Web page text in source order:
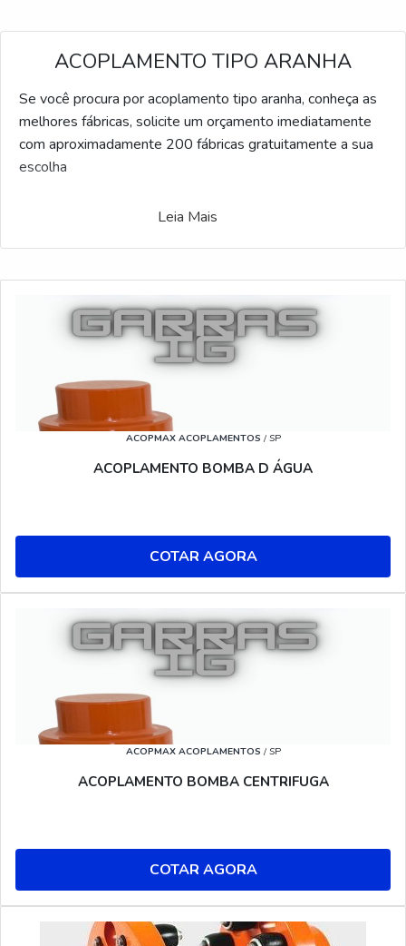
ACOPLAMENTO TIPO ARANHA
Se você procura por acoplamento tipo aranha, conheça as
melhores fábricas, solicite um orçamento imediatamente
com aproximadamente 200 fábricas gratuitamente a sua
escolha
Leia Mais
ACOPMAX ACOPLAMENTOS / SP
ACOPLAMENTO BOMBA D ÁGUA
COTAR AGORA
ACOPMAX ACOPLAMENTOS / SP
ACOPLAMENTO BOMBA CENTRIFUGA
COTAR AGORA